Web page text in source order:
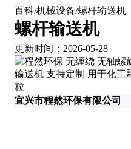
百科/机械设备/螺杆输送机
螺杆输送机
更新时间：2026-05-28
宜兴市程然环保有限公司